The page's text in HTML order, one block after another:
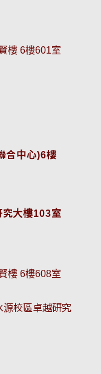
樓 6樓601室
合中心)6樓
究大樓103室
樓 6樓608室
源校區卓越研究